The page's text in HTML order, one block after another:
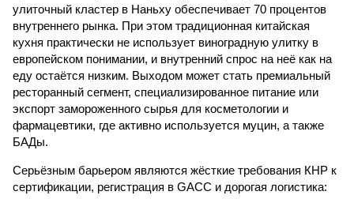
улиточный кластер в Наньху обеспечивает 70 процентов
внутреннего рынка. При этом традиционная китайская
кухня практически не использует виноградную улитку в
европейском понимании, и внутренний спрос на неё как на
еду остаётся низким. Выходом может стать премиальный
ресторанный сегмент, специализированное питание или
экспорт замороженного сырья для косметологии и
фармацевтики, где активно используется муцин, а также
БАДы.
Серьёзным барьером являются жёсткие требования КНР к
сертификации, регистрация в GACC и дорогая логистика: